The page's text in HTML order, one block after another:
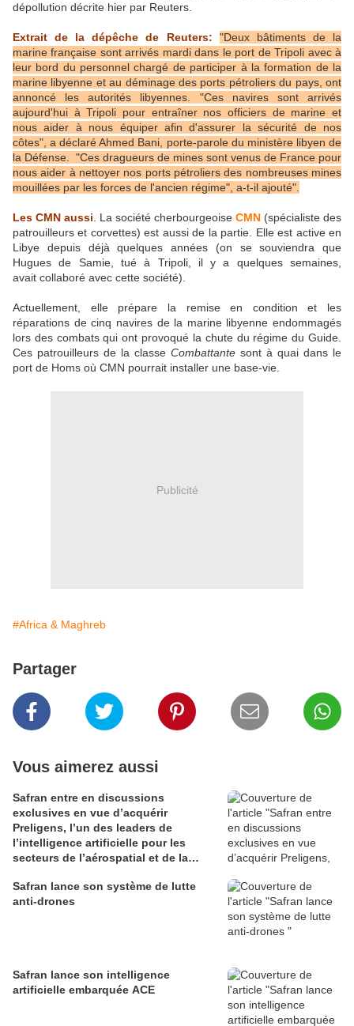
dépollution décrite hier par Reuters.
Extrait de la dépêche de Reuters:
"Deux bâtiments de la
marine française sont arrivés mardi dans le port de Tripoli avec à
leur bord du personnel chargé de participer à la formation de la
marine libyenne et au déminage des ports pétroliers du pays, ont
annoncé les autorités libyennes. "Ces navires sont arrivés
aujourd'hui à Tripoli pour entraîner nos officiers de marine et
nous aider à nous équiper afin d'assurer la sécurité de nos
côtes", a déclaré Ahmed Bani, porte-parole du ministère libyen de
la Défense. "Ces dragueurs de mines sont venus de France pour
nous aider à nettoyer nos ports pétroliers des nombreuses mines
mouillées par les forces de l'ancien régime", a-t-il ajouté".
Les CMN aussi . La société cherbourgeoise CMN (spécialiste des
patrouilleurs et corvettes) est aussi de la partie. Elle est active en
Libye depuis déjà quelques années (on se souviendra que
Hugues de Samie, tué à Tripoli, il y a quelques semaines,
avait collaboré avec cette société).
Actuellement, elle prépare la remise en condition et les
réparations de cinq navires de la marine libyenne endommagés
lors des combats qui ont provoqué la chute du régime du Guide.
Ces patrouilleurs de la classe Combattante sont à quai dans le
port de Homs où CMN pourrait installer une base-vie.
Publicité
#Africa & Maghreb
Partager
Vous aimerez aussi
Safran entre en discussions
exclusives en vue d’acquérir
Preligens, l’un des leaders de
l’intelligence artificielle pour les
secteurs de l’aérospatial et de la
Safran lance son système de lutte
anti-drones
Safran lance son intelligence
artificielle embarquée ACE